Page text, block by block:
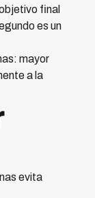
final
es un
mayor
a la
evita